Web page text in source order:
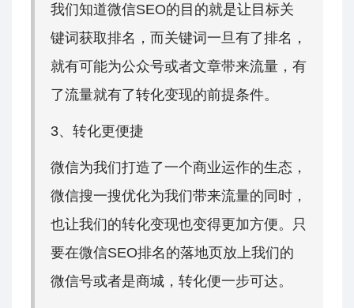
我们知道微信SEO的目的就是让目标关
键词获取排名，而关键词一旦有了排名，
就有可能为公众号或者文章带来流量，有
了流量就有了转化变现的前提条件。
3、转化更便捷
微信为我们打造了一个商业运作的生态，
微信搜一搜优化为我们带来流量的同时，
也让我们的转化变现也变得更加方便。只
要在微信SEO排名的落地页放上我们的
微信号或者是商城，转化便一步可达。